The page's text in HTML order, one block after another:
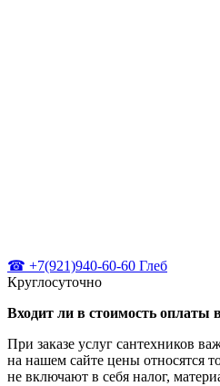
☎ +7(921)940-60-60 Глеб
Круглосуточно
Входит ли в стоимость оплаты
При заказе услуг сантехников
на нашем сайте цены относятся
не включают в себя налог,